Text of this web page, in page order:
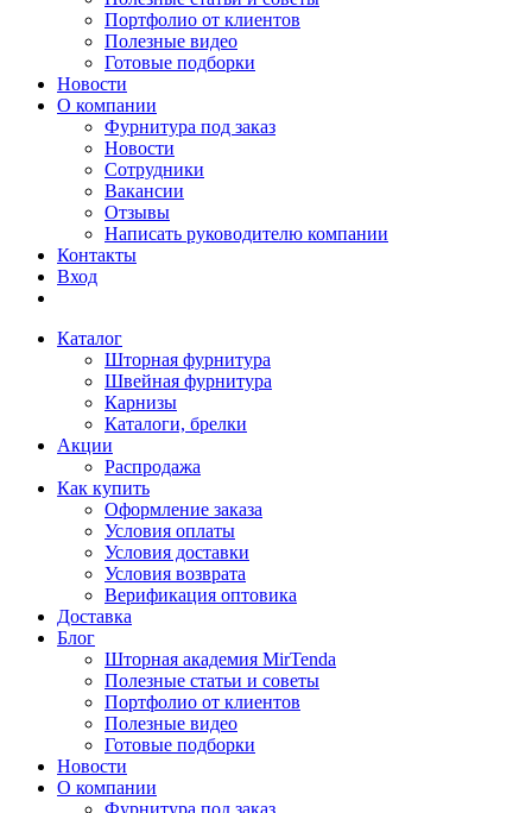
Портфолио от клиентов
Полезные видео
Готовые подборки
Новости
О компании
Фурнитура под заказ
Новости
Сотрудники
Вакансии
Отзывы
Написать руководителю компании
Контакты
Вход
Каталог
Шторная фурнитура
Швейная фурнитура
Карнизы
Каталоги, брелки
Акции
Распродажа
Как купить
Оформление заказа
Условия оплаты
Условия доставки
Условия возврата
Верификация оптовика
Доставка
Блог
Шторная академия MirTenda
Полезные статьи и советы
Портфолио от клиентов
Полезные видео
Готовые подборки
Новости
О компании
Фурнитура под заказ